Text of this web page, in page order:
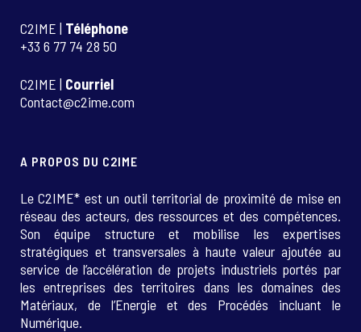
C2IME | Téléphone
+33 6 77 74 28 50
C2IME | Courriel
Contact@c2ime.com
A PROPOS DU C2IME
Le C2IME* est un outil territorial de proximité de mise en
réseau des acteurs, des ressources et des compétences.
Son équipe structure et mobilise les expertises
stratégiques et transversales à haute valeur ajoutée au
service de l’accélération de projets industriels portés par
les entreprises des territoires dans les domaines des
Matériaux, de l’Energie et des Procédés incluant le
Numérique.